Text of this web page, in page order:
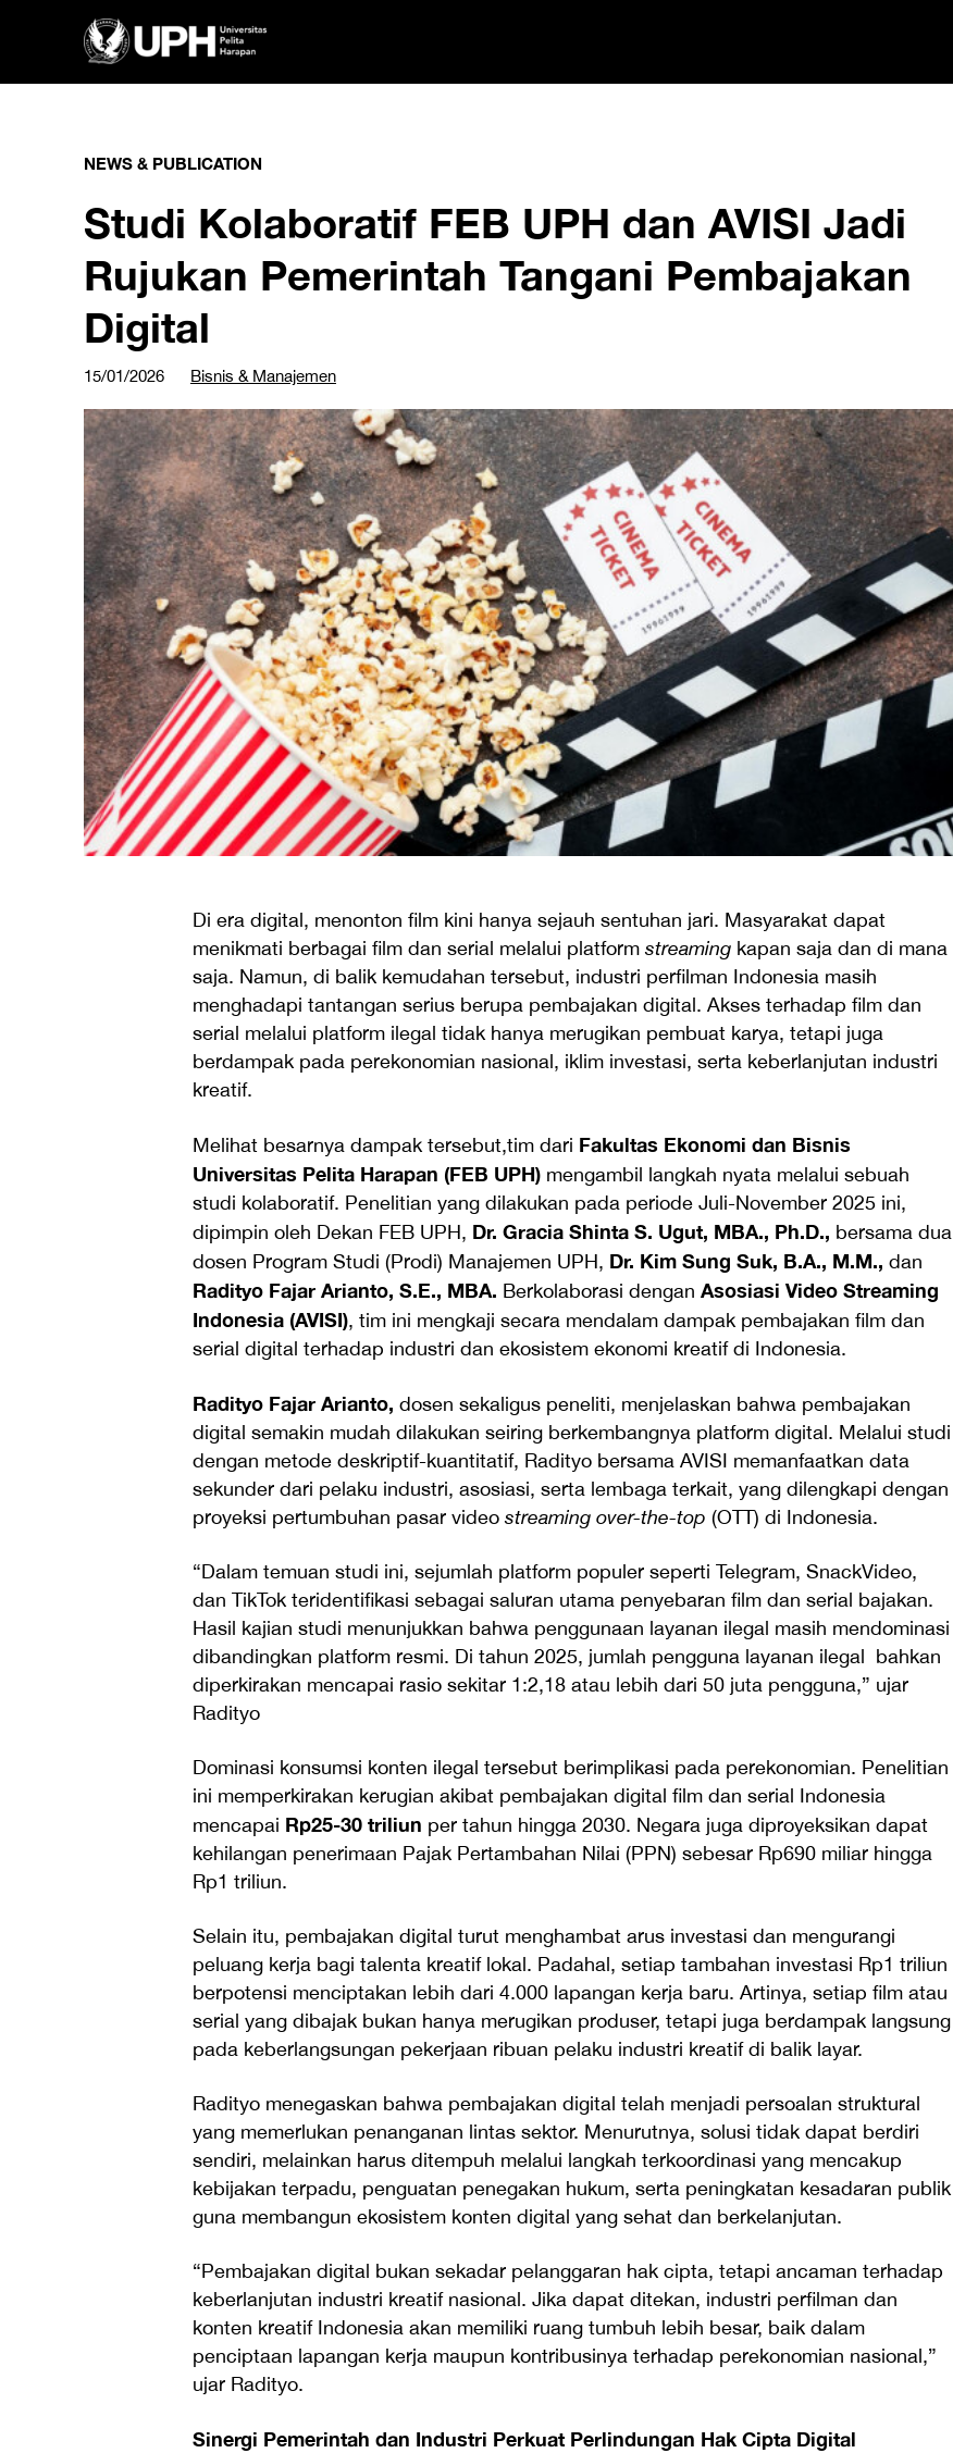
NEWS & PUBLICATION
Studi Kolaboratif FEB UPH dan AVISI Jadi
Rujukan Pemerintah Tangani Pembajakan
Digital
15/01/2026 Bisnis & Manajemen
Di era digital, menonton film kini hanya sejauh sentuhan jari. Masyarakat dapat
menikmati berbagai film dan serial melalui platform streaming kapan saja dan di mana
saja. Namun, di balik kemudahan tersebut, industri perfilman Indonesia masih
menghadapi tantangan serius berupa pembajakan digital. Akses terhadap film dan
serial melalui platform ilegal tidak hanya merugikan pembuat karya, tetapi juga
berdampak pada perekonomian nasional, iklim investasi, serta keberlanjutan industri
kreatif.
Melihat besarnya dampak tersebut,tim dari Fakultas Ekonomi dan Bisnis
Universitas Pelita Harapan (FEB UPH) mengambil langkah nyata melalui sebuah
studi kolaboratif. Penelitian yang dilakukan pada periode Juli-November 2025 ini,
dipimpin oleh Dekan FEB UPH, Dr. Gracia Shinta S. Ugut, MBA., Ph.D., bersama dua
dosen Program Studi (Prodi) Manajemen UPH, Dr. Kim Sung Suk, B.A., M.M., dan
Radityo Fajar Arianto, S.E., MBA. Berkolaborasi dengan Asosiasi Video Streaming
Indonesia (AVISI), tim ini mengkaji secara mendalam dampak pembajakan film dan
serial digital terhadap industri dan ekosistem ekonomi kreatif di Indonesia.
Radityo Fajar Arianto, dosen sekaligus peneliti, menjelaskan bahwa pembajakan
digital semakin mudah dilakukan seiring berkembangnya platform digital. Melalui studi
dengan metode deskriptif-kuantitatif, Radityo bersama AVISI memanfaatkan data
sekunder dari pelaku industri, asosiasi, serta lembaga terkait, yang dilengkapi dengan
proyeksi pertumbuhan pasar video streaming over-the-top (OTT) di Indonesia.
“Dalam temuan studi ini, sejumlah platform populer seperti Telegram, SnackVideo,
dan TikTok teridentifikasi sebagai saluran utama penyebaran film dan serial bajakan.
Hasil kajian studi menunjukkan bahwa penggunaan layanan ilegal masih mendominasi
dibandingkan platform resmi. Di tahun 2025, jumlah pengguna layanan ilegal bahkan
diperkirakan mencapai rasio sekitar 1:2,18 atau lebih dari 50 juta pengguna,” ujar
Radityo
Dominasi konsumsi konten ilegal tersebut berimplikasi pada perekonomian. Penelitian
ini memperkirakan kerugian akibat pembajakan digital film dan serial Indonesia
mencapai Rp25-30 triliun per tahun hingga 2030. Negara juga diproyeksikan dapat
kehilangan penerimaan Pajak Pertambahan Nilai (PPN) sebesar Rp690 miliar hingga
Rp1 triliun.
Selain itu, pembajakan digital turut menghambat arus investasi dan mengurangi
peluang kerja bagi talenta kreatif lokal. Padahal, setiap tambahan investasi Rp1 triliun
berpotensi menciptakan lebih dari 4.000 lapangan kerja baru. Artinya, setiap film atau
serial yang dibajak bukan hanya merugikan produser, tetapi juga berdampak langsung
pada keberlangsungan pekerjaan ribuan pelaku industri kreatif di balik layar.
Radityo menegaskan bahwa pembajakan digital telah menjadi persoalan struktural
yang memerlukan penanganan lintas sektor. Menurutnya, solusi tidak dapat berdiri
sendiri, melainkan harus ditempuh melalui langkah terkoordinasi yang mencakup
kebijakan terpadu, penguatan penegakan hukum, serta peningkatan kesadaran publik
guna membangun ekosistem konten digital yang sehat dan berkelanjutan.
“Pembajakan digital bukan sekadar pelanggaran hak cipta, tetapi ancaman terhadap
keberlanjutan industri kreatif nasional. Jika dapat ditekan, industri perfilman dan
konten kreatif Indonesia akan memiliki ruang tumbuh lebih besar, baik dalam
penciptaan lapangan kerja maupun kontribusinya terhadap perekonomian nasional,”
ujar Radityo.
Sinergi Pemerintah dan Industri Perkuat Perlindungan Hak Cipta Digital